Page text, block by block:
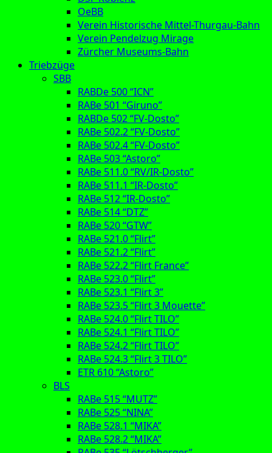
OeBB
Verein Historische Mittel-Thurgau-Bahn
Verein Pendelzug Mirage
Zürcher Museums-Bahn
Triebzüge
SBB
RABDe 500 “ICN”
RABe 501 “Giruno”
RABDe 502 “FV-Dosto”
RABe 502.2 “FV-Dosto”
RABe 502.4 “FV-Dosto”
RABe 503 “Astoro”
RABe 511.0 “RV/IR-Dosto”
RABe 511.1 “IR-Dosto”
RABe 512 “IR-Dosto”
RABe 514 “DTZ”
RABe 520 “GTW”
RABe 521.0 “Flirt”
RABe 521.2 “Flirt”
RABe 522.2 “Flirt France”
RABe 523.0 “Flirt”
RABe 523.1 “Flirt 3”
RABe 523.5 “Flirt 3 Mouette”
RABe 524.0 “Flirt TILO”
RABe 524.1 “Flirt TILO”
RABe 524.2 “Flirt TILO”
RABe 524.3 “Flirt 3 TILO”
ETR 610 “Astoro”
BLS
RABe 515 “MUTZ”
RABe 525 “NINA”
RABe 528.1 “MIKA”
RABe 528.2 “MIKA”